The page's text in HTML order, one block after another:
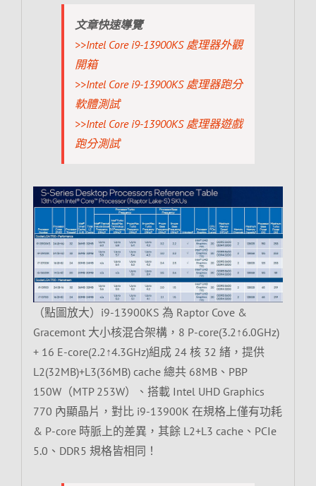
文章快速導覽
>>Intel Core i9-13900KS 處理器外觀
開箱
>>Intel Core i9-13900KS 處理器跑分
軟體測試
>>Intel Core i9-13900KS 處理器遊戲
跑分測試
（點圖放大）i9-13900KS 為 Raptor Cove &
Gracemont 大小核混合架構，8 P-core(3.2↑6.0GHz)
+ 16 E-core(2.2↑4.3GHz)組成 24 核 32 緒，提供
L2(32MB)+L3(36MB) cache 總共 68MB、PBP
150W（MTP 253W）、搭載 Intel UHD Graphics
770 內顯晶片，對比 i9-13900K 在規格上僅有功耗
& P-core 時脈上的差異，其餘 L2+L3 cache、PCIe
5.0、DDR5 規格皆相同！